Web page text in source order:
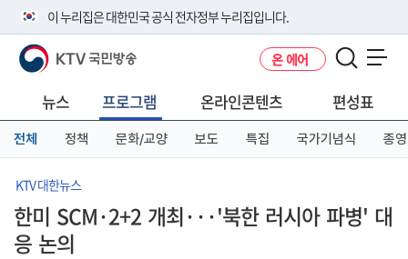
이 누리집은 대한민국 공식 전자정부 누리집입니다.
공식 누리집 주소 확인하기
니다.
이밖에 or.kr 또는 .kr등 다른 도메인 주소를 사용하고 있다면 아래 URL에
서 도메인 주소를 확인해 보세요
KTV 국민방송 온 에어
뉴스 프로그램 온라인콘텐츠 편성표
전체 정책 문화/교양 보도 특집 국가기념식 종영
KTV 대한뉴스
한미 SCM·2+2 개최···'북한 러시아 파병' 대
응 논의